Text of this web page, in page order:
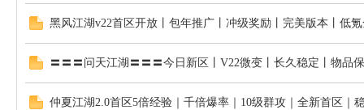
黑风江湖v22首区开放丨包年推广丨冲级奖励丨完美版本丨低
〓〓〓问天江湖〓〓〓今日新区丨V22微变丨长久稳定丨物品
仲夏江湖2.0首区5倍经验｜千倍爆率｜10级群攻｜全新首区｜